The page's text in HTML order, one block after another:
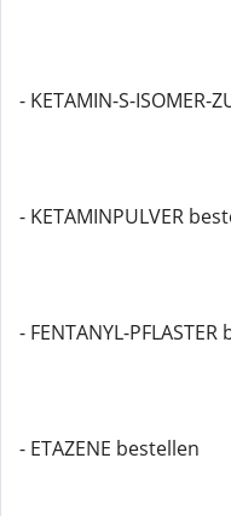
- KETAMIN-S-ISOMER-
- KETAMINPULVER
- FENTANYL-
- ETAZENE bestellen